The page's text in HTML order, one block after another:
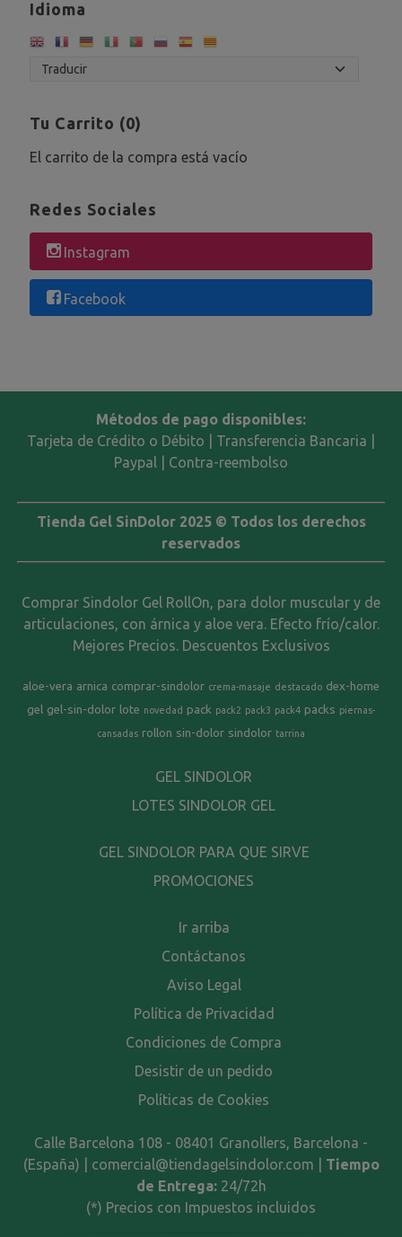
Idioma
Tu Carrito (0)
El carrito de la compra está vacío
Redes Sociales
Instagram
Facebook
Métodos de pago disponibles:
Tarjeta de Crédito o Débito | Transferencia Bancaria |
Paypal | Contra-reembolso
Tienda Gel SinDolor 2025 © Todos los derechos
reservados
Comprar Sindolor Gel RollOn, para dolor muscular y de
articulaciones, con árnica y aloe vera. Efecto frío/calor.
Mejores Precios. Descuentos Exclusivos
aloe-vera arnica comprar-sindolor crema-masaje destacado dex-home
gel gel-sin-dolor lote novedad pack pack2 pack3 pack4 packs piernas-
cansadas rollon sin-dolor sindolor tarrina
GEL SINDOLOR
LOTES SINDOLOR GEL
GEL SINDOLOR PARA QUE SIRVE
PROMOCIONES
Ir arriba
Contáctanos
Aviso Legal
Política de Privacidad
Condiciones de Compra
Desistir de un pedido
Políticas de Cookies
Calle Barcelona 108 - 08401 Granollers, Barcelona -
(España) | comercial@tiendagelsindolor.com | Tiempo
de Entrega: 24/72h
(*) Precios con Impuestos incluidos